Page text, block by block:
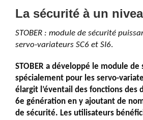
La sécurité à un
STOBER : module de sécurité
servo-variateurs SC6 et SI6.
STOBER a développé le module de
spécialement pour les servo-
élargit l’éventail des fonctions des
6e génération en y ajoutant de
de sécurité. Les utilisateurs